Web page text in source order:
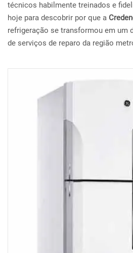
técnicos habilmente treinados e
hoje para descobrir por que a
refrigeração se transformou em um
de serviços de reparo da região